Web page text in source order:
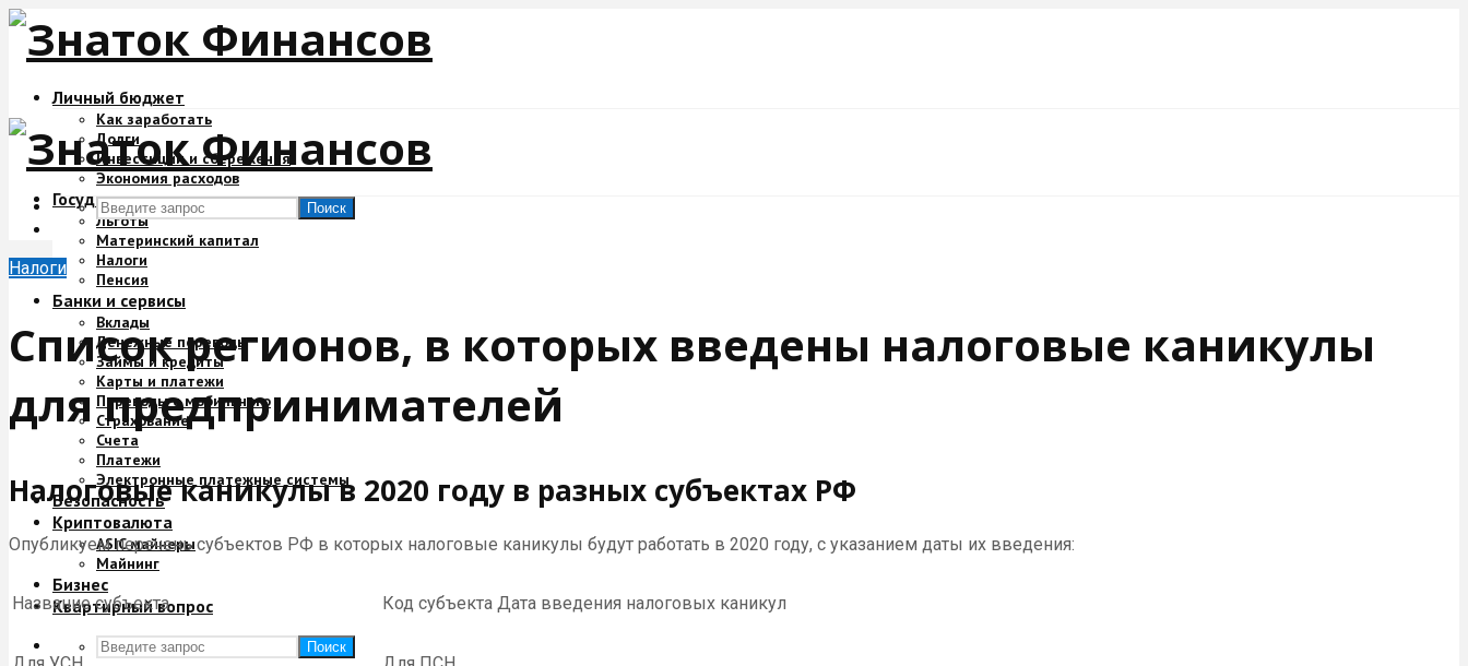
Личный бюджет
Как заработать
Долги
Инвестиции и сбережения
Экономия расходов
Государство и деньги
Льготы
Материнский капитал
Налоги
Пенсия
Банки и сервисы
Вклады
Денежные переводы
Займы и кредиты
Карты и платежи
Переводы с мобильного
Страхование
Счета
Платежи
Электронные платежные системы
Безопасность
Криптовалюта
ASIC майнеры
Майнинг
Бизнес
Квартирный вопрос
Поиск
Поиск
Налоги
Список регионов, в которых введены налоговые каникулы
для предпринимателей
Налоговые каникулы в 2020 году в разных субъектах РФ
Опубликуем перечень субъектов РФ в которых налоговые каникулы будут работать в 2020 году, с указанием даты их введения:
Название субъекта Код субъекта Дата введения налоговых каникул